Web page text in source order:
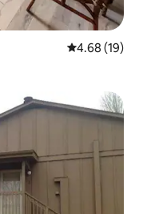
Calificación
4.68 (19)